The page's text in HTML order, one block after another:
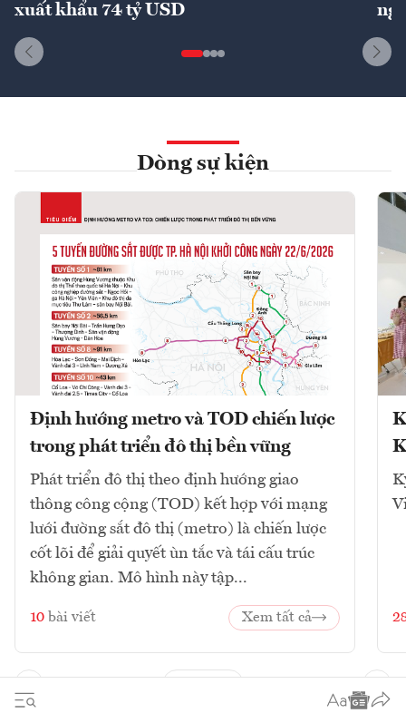
xuất khẩu 74 tỷ USD
Dòng sự kiện
Định hướng metro và TOD chiến lược
trong phát triển đô thị bền vững
Phát triển đô thị theo định hướng giao
thông công cộng (TOD) kết hợp với mạng
lưới đường sắt đô thị (metro) là chiến lược
cốt lõi để giải quyết ùn tắc và tái cấu trúc
không gian. Mô hình này tập...
10 bài viết Xem tất cả